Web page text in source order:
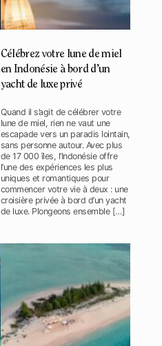
Célébrez votre lune de miel
en Indonésie à bord d’un
yacht de luxe privé
Quand il s’agit de célébrer votre
lune de miel, rien ne vaut une
escapade vers un paradis lointain,
sans personne autour. Avec plus
de 17 000 îles, l’Indonésie offre
l’une des expériences les plus
uniques et romantiques pour
commencer votre vie à deux : une
croisière privée à bord d’un yacht
de luxe. Plongeons ensemble […]